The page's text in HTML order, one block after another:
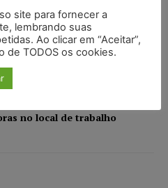
CBS na compra de veículos
e autistas de todos os
no local de trabalho
site para fornecer a
lembrando suas
Ao clicar em “Aceitar”,
de TODOS os cookies.